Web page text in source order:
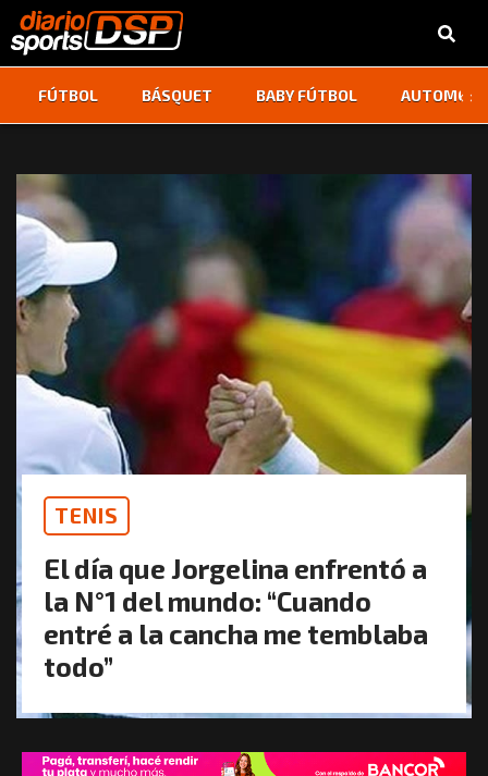
FÚTBOL BÁSQUET BABY FÚTBOL ‹ ›
TENIS
El día que Jorgelina enfrentó a
la N°1 del mundo: “Cuando
entré a la cancha me temblaba
todo”